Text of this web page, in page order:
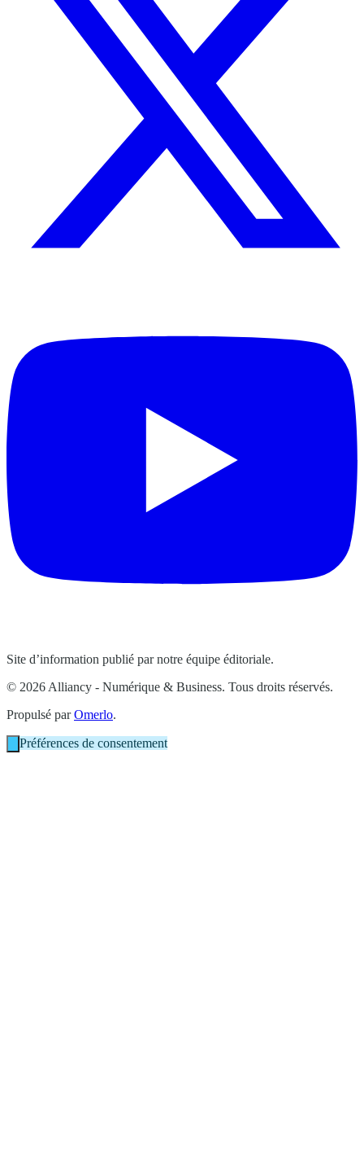
Site d’information publié par notre équipe éditoriale.
© 2026 Alliancy - Numérique & Business. Tous droits réservés.
Propulsé parOmerlo.
Préférences de consentement